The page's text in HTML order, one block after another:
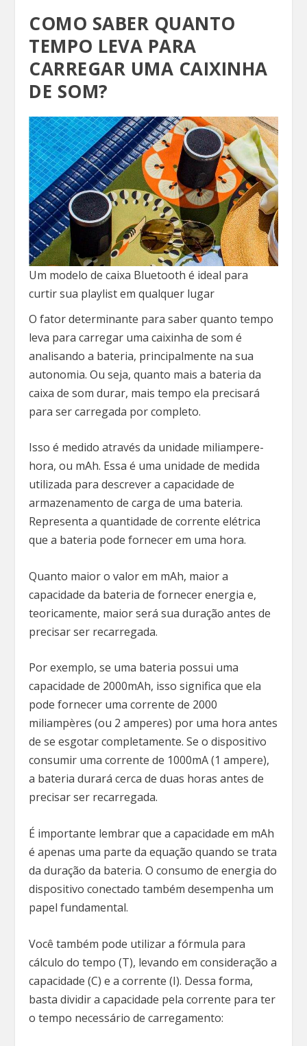
COMO SABER QUANTO
TEMPO LEVA PARA
CARREGAR UMA CAIXINHA
DE SOM?
Um modelo de caixa Bluetooth é ideal para
curtir sua playlist em qualquer lugar
O fator determinante para saber quanto tempo
leva para carregar uma caixinha de som é
analisando a bateria, principalmente na sua
autonomia. Ou seja, quanto mais a bateria da
caixa de som durar, mais tempo ela precisará
para ser carregada por completo.
Isso é medido através da unidade miliampere-
hora, ou mAh. Essa é uma unidade de medida
utilizada para descrever a capacidade de
armazenamento de carga de uma bateria.
Representa a quantidade de corrente elétrica
que a bateria pode fornecer em uma hora.
Quanto maior o valor em mAh, maior a
capacidade da bateria de fornecer energia e,
teoricamente, maior será sua duração antes de
precisar ser recarregada.
Por exemplo, se uma bateria possui uma
capacidade de 2000mAh, isso significa que ela
pode fornecer uma corrente de 2000
miliampères (ou 2 amperes) por uma hora antes
de se esgotar completamente. Se o dispositivo
consumir uma corrente de 1000mA (1 ampere),
a bateria durará cerca de duas horas antes de
precisar ser recarregada.
É importante lembrar que a capacidade em mAh
é apenas uma parte da equação quando se trata
da duração da bateria. O consumo de energia do
dispositivo conectado também desempenha um
papel fundamental.
Você também pode utilizar a fórmula para
cálculo do tempo (T), levando em consideração a
capacidade (C) e a corrente (I). Dessa forma,
basta dividir a capacidade pela corrente para ter
o tempo necessário de carregamento: